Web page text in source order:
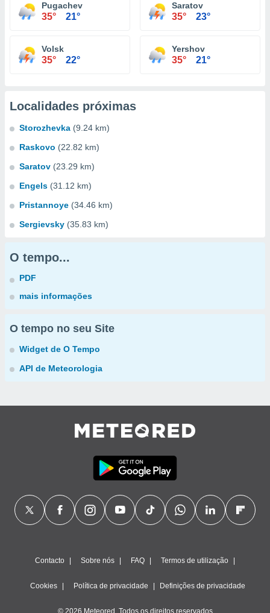
Pugachev
35° 21°
Saratov
35° 23°
Volsk
35° 22°
Yershov
35° 21°
Localidades próximas
Storozhevka (9.24 km)
Raskovo (22.82 km)
Saratov (23.29 km)
Engels (31.12 km)
Pristannoye (34.46 km)
Sergievsky (35.83 km)
O tempo...
PDF
mais informações
O tempo no seu Site
Widget de O Tempo
API de Meteorologia
Contacto Sobre nós FAQ Termos de utilização
Cookies Política de privacidade Definições de privacidade
© 2026 Meteored. Todos os direitos reservados